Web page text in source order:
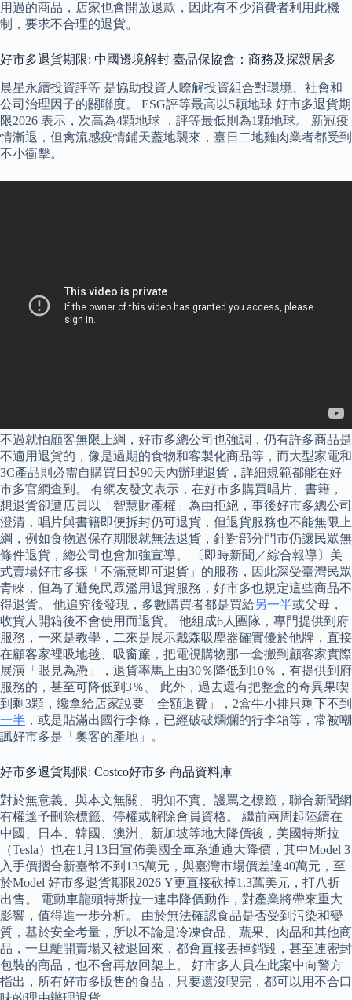
用過的商品，店家也會開放退款，因此有不少消費者利用此機
制，要求不合理的退貨。
好市多退貨期限: 中國邊境解封 臺品保協會：商務及探親居多
晨星永續投資評等 是協助投資人瞭解投資組合對環境、社會和
公司治理因子的關聯度。 ESG評等最高以5顆地球 好市多退貨期
限2026 表示，次高為4顆地球 ，評等最低則為1顆地球。 新冠疫
情漸退，但禽流感疫情鋪天蓋地襲來，臺日二地雞肉業者都受到
不小衝擊。
不過就怕顧客無限上綱，好市多總公司也強調，仍有許多商品是
不適用退貨的，像是過期的食物和客製化商品等，而大型家電和
3C產品則必需自購買日起90天內辦理退貨，詳細規範都能在好
市多官網查到。 有網友發文表示，在好市多購買唱片、書籍，
想退貨卻遭店員以「智慧財產權」為由拒絕，事後好市多總公司
澄清，唱片與書籍即便拆封仍可退貨，但退貨服務也不能無限上
綱，例如食物過保存期限就無法退貨，針對部分門市仍讓民眾無
條件退貨，總公司也會加強宣導。 〔即時新聞／綜合報導〕美
式賣場好市多採「不滿意即可退貨」的服務，因此深受臺灣民眾
青睞，但為了避免民眾濫用退貨服務，好市多也規定這些商品不
得退貨。 他追究後發現，多數購買者都是買給另一半或父母，
收貨人開箱後不會使用而退貨。 他組成6人團隊，專門提供到府
服務，一來是教學，二來是展示戴森吸塵器確實優於他牌，直接
在顧客家裡吸地毯、吸窗簾，把電視購物那一套搬到顧客家實際
展演「眼見為憑」，退貨率馬上由30％降低到10％，有提供到府
服務的，甚至可降低到3％。 此外，過去還有把整盒的奇異果喫
到剩3顆，纔拿給店家說要「全額退費」，2盒牛小排只剩下不到
一半 ，或是貼滿出國行李條，已經破破爛爛的行李箱等，常被嘲
諷好市多是「奧客的產地」。
好市多退貨期限: Costco好市多 商品資料庫
對於無意義、與本文無關、明知不實、謾罵之標籤，聯合新聞網
有權逕予刪除標籤、停權或解除會員資格。 繼前兩周起陸續在
中國、日本、韓國、澳洲、新加坡等地大降價後，美國特斯拉
（Tesla）也在1月13日宣佈美國全車系通通大降價，其中Model 3
入手價摺合新臺幣不到135萬元，與臺灣市場價差達40萬元，至
於Model 好市多退貨期限2026 Y更直接砍掉1.3萬美元，打八折
出售。 電動車龍頭特斯拉一連串降價動作，對產業將帶來重大
影響，值得進一步分析。 由於無法確認食品是否受到污染和變
質，基於安全考量，所以不論是冷凍食品、蔬果、肉品和其他商
品，一旦離開賣場又被退回來，都會直接丟掉銷毀，甚至連密封
包裝的商品，也不會再放回架上。 好市多人員在此案中向警方
指出，所有好市多販售的食品，只要還沒喫完，都可以用不合口